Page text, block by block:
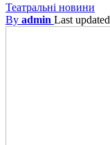
Театральні новини
By admin Last updated